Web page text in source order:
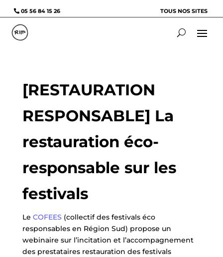
05 56 84 15 26 TOUS NOS SITES
[RESTAURATION
RESPONSABLE] La
restauration éco-
responsable sur les
festivals
Le COFEES (collectif des festivals éco
responsables en Région Sud) propose un
webinaire sur l’incitation et l’accompagnement
des prestataires restauration des festivals